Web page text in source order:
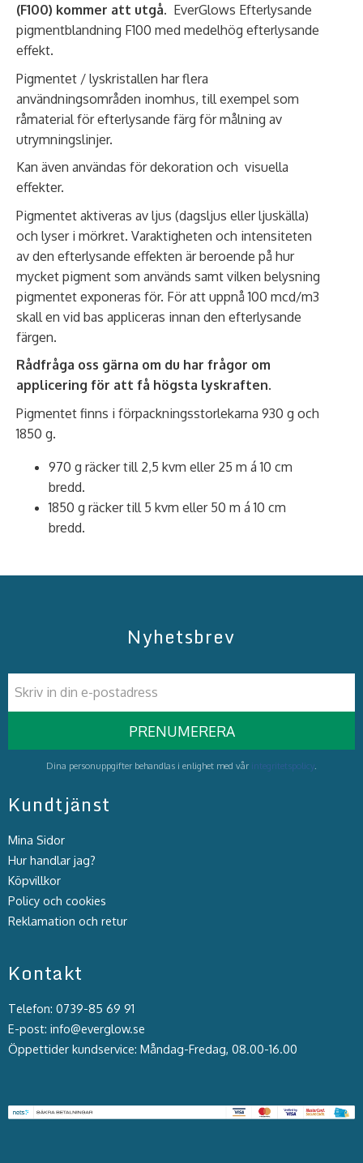
(F100) kommer att utgå. EverGlows Efterlysande
pigmentblandning F100 med medelhög efterlysande
effekt.
Pigmentet / lyskristallen har flera
användningsområden inomhus, till exempel som
råmaterial för efterlysande färg för målning av
utrymningslinjer.
Kan även användas för dekoration och visuella
effekter.
Pigmentet aktiveras av ljus (dagsljus eller ljuskälla)
och lyser i mörkret. Varaktigheten och intensiteten
av den efterlysande effekten är beroende på hur
mycket pigment som används samt vilken belysning
pigmentet exponeras för. För att uppnå 100 mcd/m3
skall en vid bas appliceras innan den efterlysande
färgen.
Rådfråga oss gärna om du har frågor om
applicering för att få högsta lyskraften.
Pigmentet finns i förpackningsstorlekarna 930 g och
1850 g.
970 g räcker till 2,5 kvm eller 25 m á 10 cm
bredd.
1850 g räcker till 5 kvm eller 50 m á 10 cm
bredd.
Nyhetsbrev
PRENUMERERA
Dina personuppgifter behandlas i enlighet med vår integritetspolicy
Kundtjänst
Mina Sidor
Hur handlar jag?
Köpvillkor
Policy och cookies
Reklamation och retur
Kontakt
Telefon: 0739-85 69 91
E-post: info@everglow.se
Öppettider kundservice: Måndag-Fredag, 08.00-16.00